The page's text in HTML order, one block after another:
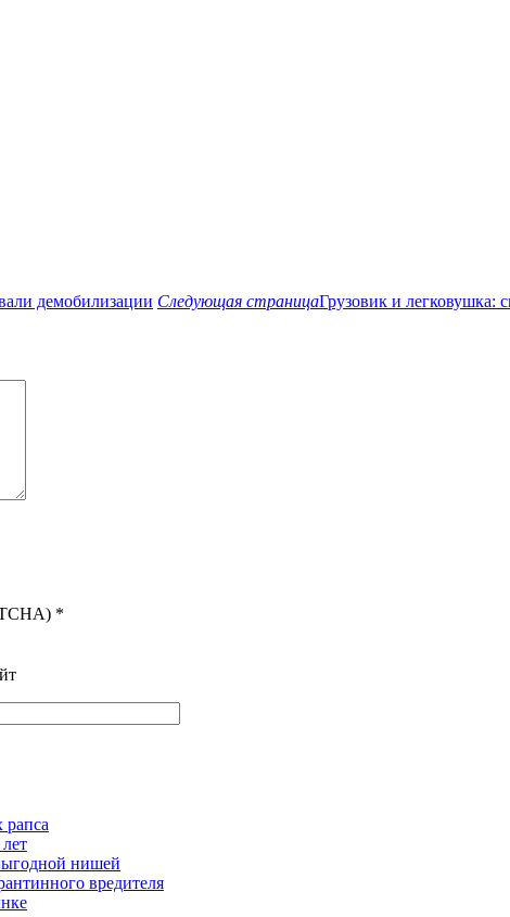
демобилизации Следующая страницаГрузовик и легковушка:
*
нишей
вредителя